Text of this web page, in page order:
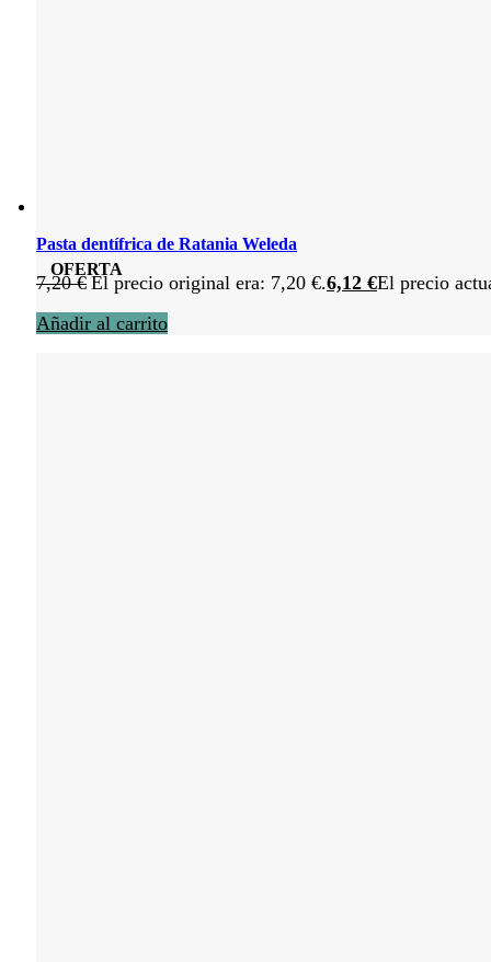
OFERTA
Pasta dentífrica de Ratania Weleda
7,20€ El precio original era: 7,20 €.6,12 €El precio
Añadir al carrito